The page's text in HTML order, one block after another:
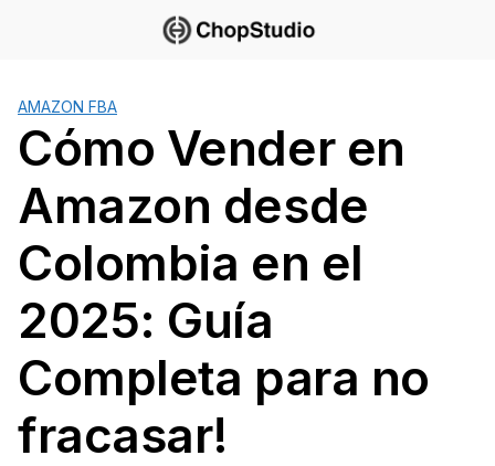
AMAZON FBA
Cómo Vender en
Amazon desde
Colombia en el
2025: Guía
Completa para no
fracasar!